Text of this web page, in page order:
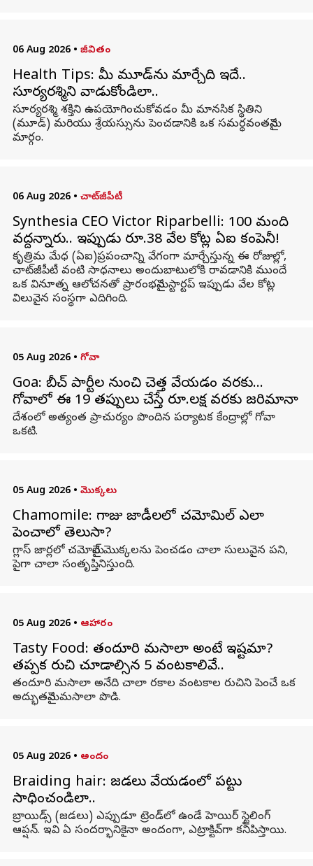
06 Aug 2026 • జీవితం
Health Tips: మీ మూడ్‌ను మార్చేది ఇదే..
సూర్యరశ్మిని వాడుకోండిలా..
సూర్యరశ్మి శక్తిని ఉపయోగించుకోవడం మీ మానసిక స్థితిని
(మూడ్) మరియు శ్రేయస్సును పెంచడానికి ఒక సమర్థవంతమైన
మార్గం.
06 Aug 2026 • చాట్‌జీపీటీ
Synthesia CEO Victor Riparbelli: 100 మంది
వద్దన్నారు.. ఇప్పుడు రూ.38 వేల కోట్ల ఏఐ కంపెనీ!
కృత్రిమ మేధ (ఏఐ)ప్రపంచాన్ని వేగంగా మార్చేస్తున్న ఈ రోజుల్లో,
చాట్‌జీపీటీ వంటి సాధనాలు అందుబాటులోకి రావడానికి ముందే
ఒక వినూత్న ఆలోచనతో ప్రారంభమైన స్టార్టప్ ఇప్పుడు వేల కోట్ల
విలువైన సంస్థగా ఎదిగింది.
05 Aug 2026 • గోవా
Goa: బీచ్ పార్టీల నుంచి చెత్త వేయడం వరకు...
గోవాలో ఈ 19 తప్పులు చేస్తే రూ.లక్ష వరకు జరిమానా
దేశంలో అత్యంత ప్రాచుర్యం పొందిన పర్యాటక కేంద్రాల్లో గోవా
ఒకటి.
05 Aug 2026 • మొక్కలు
Chamomile: గాజు జాడీలలో చమోమిల్ ఎలా
పెంచాలో తెలుసా?
గ్లాస్ జార్లలో చమోమైల్ మొక్కలను పెంచడం చాలా సులువైన పని,
పైగా చాలా సంతృప్తినిస్తుంది.
05 Aug 2026 • ఆహారం
Tasty Food: తందూరి మసాలా అంటే ఇష్టమా?
తప్పక రుచి చూడాల్సిన 5 వంటకాలివే..
తందూరి మసాలా అనేది చాలా రకాల వంటకాల రుచిని పెంచే ఒక
అద్భుతమైన మసాలా పొడి.
05 Aug 2026 • అందం
Braiding hair: జడలు వేయడంలో పట్టు
సాధించండిలా..
బ్రాయిడ్స్ (జడలు) ఎప్పుడూ ట్రెండ్‌లో ఉండే హెయిర్ స్టైలింగ్
ఆప్షన్. ఇవి ఏ సందర్భానికైనా అందంగా, ఎట్రాక్టివ్‌గా కనిపిస్తాయి.